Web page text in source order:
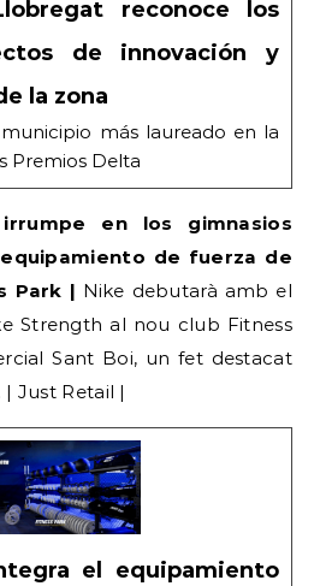
reconoce los
de innovación y
la zona
más laureado en la
Premios Delta
en los gimnasios
de fuerza de
Park | Nike debutarà amb el
Strength al nou club Fitness
Sant Boi, un fet destacat
Just Retail |
el equipamiento